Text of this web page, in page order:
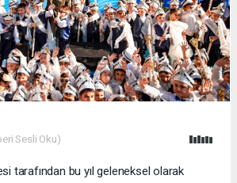
Sesli Oku)
tarafından bu yıl geleneksel olarak